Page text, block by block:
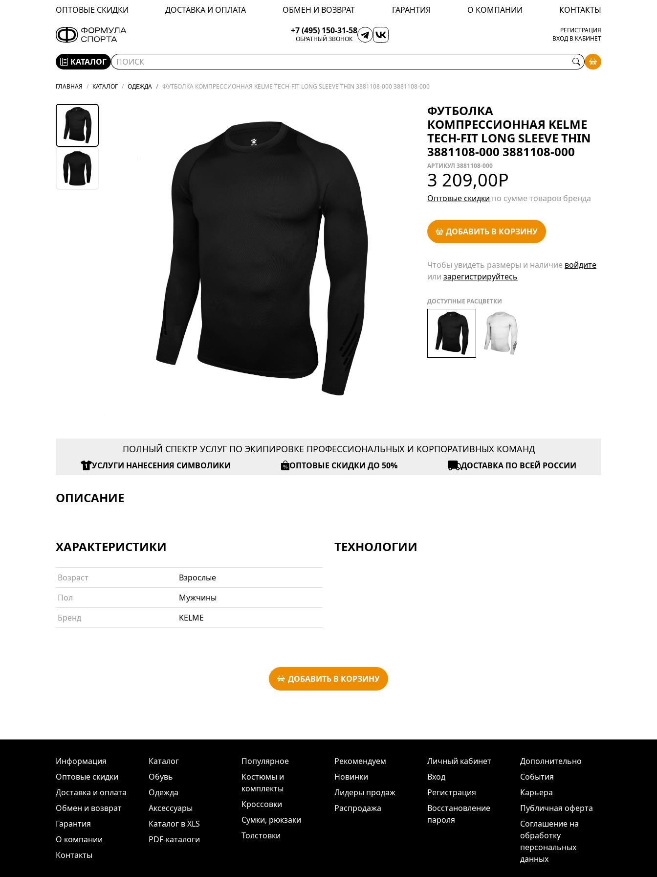
ОПТОВЫЕ СКИДКИ ДОСТАВКА И ОПЛАТА ОБМЕН И ВОЗВРАТ ГАРАНТИЯ О КОМПАНИИ
КОНТАКТЫ
+7 (495) 150-31-58
ОБРАТНЫЙ ЗВОНОК
РЕГИСТРАЦИЯ
ВХОД В КАБИНЕТ
КАТАЛОГ
ГЛАВНАЯ КАТАЛОГ ОДЕЖДА ФУТБОЛКА КОМПРЕССИОННАЯ KELME TECH-FIT LONG SLEEVE THIN 3881108-000 3881108-000
ФУТБОЛКА
КОМПРЕССИОННАЯ KELME
TECH-FIT LONG SLEEVE THIN
3881108-000 3881108-000
АРТИКУЛ 3881108-000
3 209,00Р
Оптовые скидки по сумме товаров бренда
ДОБАВИТЬ В КОРЗИНУ
Чтобы увидеть размеры и наличие войдите
или зарегистрируйтесь
ДОСТУПНЫЕ РАСЦВЕТКИ
ПОЛНЫЙ СПЕКТР УСЛУГ ПО ЭКИПИРОВКЕ ПРОФЕССИОНАЛЬНЫХ И КОРПОРАТИВНЫХ КОМАНД
УСЛУГИ НАНЕСЕНИЯ СИМВОЛИКИ ОПТОВЫЕ СКИДКИ ДО 50% ДОСТАВКА ПО ВСЕЙ РОССИИ
ОПИСАНИЕ
ХАРАКТЕРИСТИКИ
Возраст
Взрослые
Пол
Мужчины
Бренд
KELME
ТЕХНОЛОГИИ
ДОБАВИТЬ В КОРЗИНУ
Информация
Оптовые скидки
Доставка и оплата
Обмен и возврат
Гарантия
О компании
Контакты
Каталог
Обувь
Одежда
Аксессуары
Каталог в XLS
PDF-каталоги
Популярное
Костюмы и
комплекты
Кроссовки
Сумки, рюкзаки
Толстовки
Рекомендуем
Новинки
Лидеры продаж
Распродажа
Личный кабинет
Вход
Регистрация
Восстановление
пароля
Дополнительно
События
Карьера
Публичная оферта
Соглашение на
обработку
персональных
данных